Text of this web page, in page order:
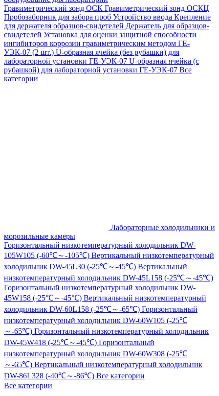
Гравиметрический зонд ОСК Гравиметрический зонд ОСКЦ
Пробозаборник для забора проб Устройство ввода Крепление
для держателя образцов-свидетелей Держатель для образцов-
свидетелей Установка для оценки защитной способности
ингибиторов коррозии гравиметрическим методом ГЕ-
УЭК-07 (2 шт.) U-образная ячейка (без рубашки) для
лабораторной установки ГЕ-УЭК-07 U-образная ячейка (с
рубашкой) для лабораторной установки ГЕ-УЭК-07 Все
категории
Лабораторные холодильники и
морозильные камеры
Горизонтальный низкотемпературный холодильник DW-
105W105 (-60℃～-105℃) Вертикальный низкотемпературный
холодильник DW-45L30 (-25℃～-45℃) Вертикальный
низкотемпературный холодильник DW-45L158 (-25℃～-45℃)
Горизонтальный низкотемпературный холодильник DW-
45W158 (-25℃～-45℃) Вертикальный низкотемпературный
холодильник DW-60L158 (-25℃～-65℃) Горизонтальный
низкотемпературный холодильник DW-60W105 (-25℃
～-65℃) Горизонтальный низкотемпературный холодильник
DW-45W418 (-25℃～-45℃) Горизонтальный
низкотемпературный холодильник DW-60W308 (-25℃
～-65℃) Вертикальный низкотемпературный холодильник
DW-86L328 (-40℃～-86℃) Все категории
Все категории